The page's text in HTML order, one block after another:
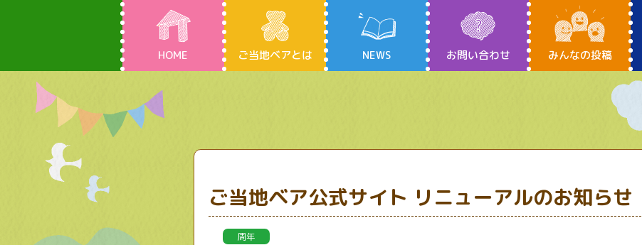
HOME ご当地ベアとは NEWS お問い合わせ みんなの投稿
ご当地ベア公式サイト リニューアルのお知らせ
周年